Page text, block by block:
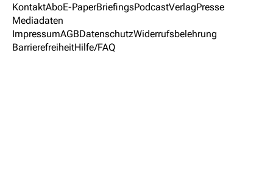
KontaktAboE-PaperBriefingsPodcastVerlagPresse
Mediadaten
ImpressumAGBDatenschutzWiderrufsbelehrung
BarrierefreiheitHilfe/FAQ